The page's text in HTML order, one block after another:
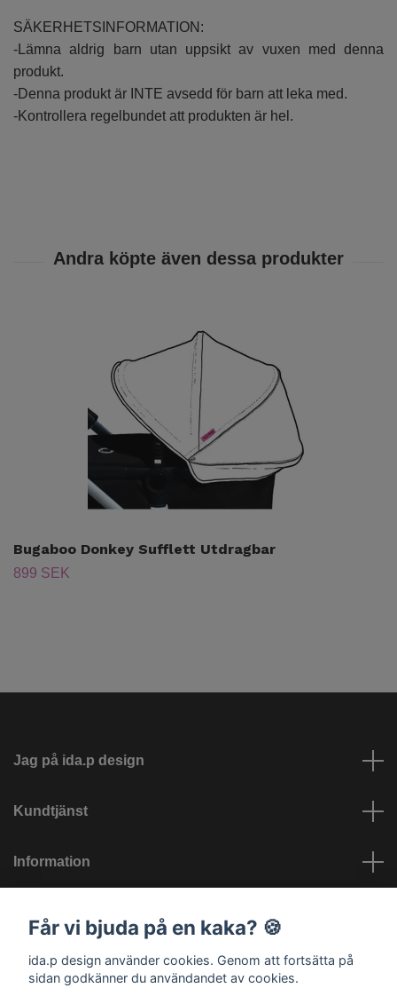
SÄKERHETSINFORMATION:
-Lämna aldrig barn utan uppsikt av vuxen med denna
produkt.
-Denna produkt är INTE avsedd för barn att leka med.
-Kontrollera regelbundet att produkten är hel.
Bugaboo Donkey Sufflett Utdragbar
899 SEK
Jag på ida.p design
Kundtjänst
Information
Får vi bjuda på en kaka? 🍪
ida.p design använder cookies. Genom att fortsätta på
sidan godkänner du användandet av cookies.